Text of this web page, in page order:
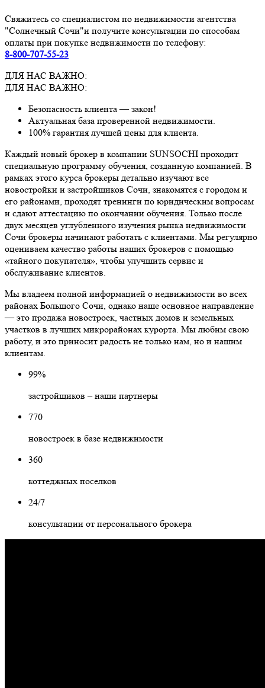
Свяжитесь со специалистом по недвижимости агентства
"Солнечный Сочи"и получите консультации по способам
оплаты при покупке недвижимости по телефону:
8-800-707-55-23
ДЛЯ НАС ВАЖНО:
ДЛЯ НАС ВАЖНО:
Безопасность клиента — закон!
Актуальная база проверенной недвижимости.
100% гарантия лучшей цены для клиента.
Каждый новый брокер в компании SUNSOCHI проходит
специальную программу обучения, созданную компанией. В
рамках этого курса брокеры детально изучают все
новостройки и застройщиков Сочи, знакомятся с городом и
его районами, проходят тренинги по юридическим вопросам
и сдают аттестацию по окончании обучения. Только после
двух месяцев углубленного изучения рынка недвижимости
Сочи брокеры начинают работать с клиентами. Мы регулярно
оцениваем качество работы наших брокеров с помощью
«тайного покупателя», чтобы улучшить сервис и
обслуживание клиентов.
Мы владеем полной информацией о недвижимости во всех
районах Большого Сочи, однако наше основное направление
— это продажа новостроек, частных домов и земельных
участков в лучших микрорайонах курорта. Мы любим свою
работу, и это приносит радость не только нам, но и нашим
клиентам.
99%
застройщиков – наши партнеры
770
новостроек в базе недвижимости
360
коттеджных поселков
24/7
консультации от персонального брокера